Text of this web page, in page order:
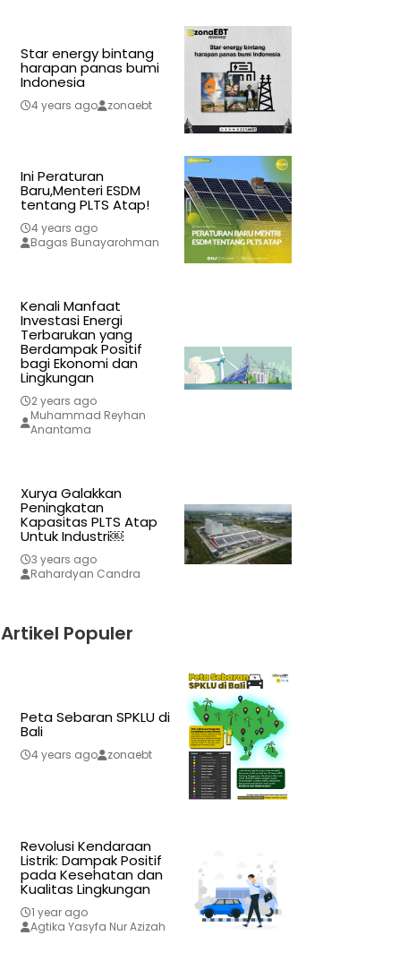
Star energy bintang
harapan panas bumi
Indonesia
4 years ago zonaebt
Ini Peraturan
Baru,Menteri ESDM
tentang PLTS Atap!
4 years ago
Bagas Bunayarohman
Kenali Manfaat
Investasi Energi
Terbarukan yang
Berdampak Positif
bagi Ekonomi dan
Lingkungan
2 years ago
Muhammad Reyhan
Anantama
Xurya Galakkan
Peningkatan
Kapasitas PLTS Atap
Untuk Industri￼
3 years ago
Rahardyan Candra
Artikel Populer
Peta Sebaran SPKLU di
Bali
4 years ago zonaebt
Revolusi Kendaraan
Listrik: Dampak Positif
pada Kesehatan dan
Kualitas Lingkungan
1 year ago
Agtika Yasyfa Nur Azizah